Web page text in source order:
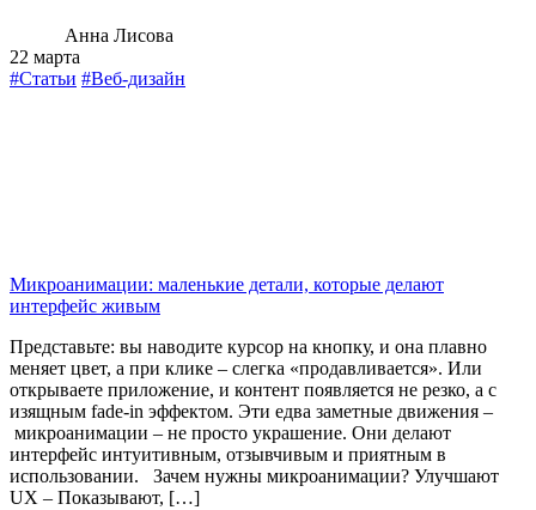
Анна Лисова
22 марта
#Статьи #Веб-дизайн
Микроанимации: маленькие детали, которые делают
интерфейс живым
Представьте: вы наводите курсор на кнопку, и она плавно
меняет цвет, а при клике – слегка «продавливается». Или
открываете приложение, и контент появляется не резко, а с
изящным fade-in эффектом. Эти едва заметные движения –
микроанимации – не просто украшение. Они делают
интерфейс интуитивным, отзывчивым и приятным в
использовании. Зачем нужны микроанимации? Улучшают
UX – Показывают, […]